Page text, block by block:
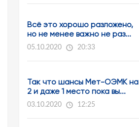
Всё это хорошо разложено,
но не менее важно не раз...
05.10.2020 20:33
Так что шансы Мет-ОЭМК на
2 и даже 1 место пока вы...
03.10.2020 12:25